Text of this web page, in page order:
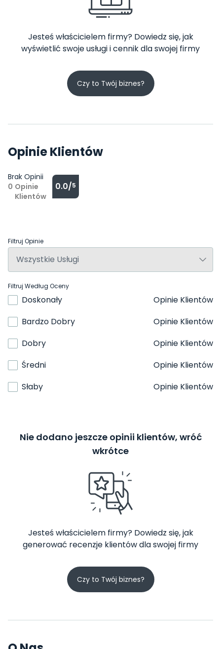
Jesteś właścicielem firmy? Dowiedz się, jak
wyświetlić swoje usługi i cennik dla swojej firmy
Czy to Twój biznes?
Opinie Klientów
Brak Opinii
0 Opinie
Klientów
0.0/5
Filtruj Opinie
Filtruj Według Oceny
Doskonały
Opinie Klientów
Bardzo Dobry
Opinie Klientów
Dobry
Opinie Klientów
Średni
Opinie Klientów
Słaby
Opinie Klientów
Nie dodano jeszcze opinii klientów, wróć
wkrótce
Jesteś właścicielem firmy? Dowiedz się, jak
generować recenzje klientów dla swojej firmy
Czy to Twój biznes?